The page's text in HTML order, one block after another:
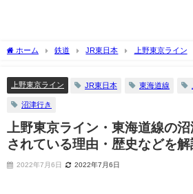
ホーム 鉄道 JR東日本 上野東京ライン
上野東京ライン JR東日本 東海道線
沼津行き
上野東京ライン・東海道線の
されている理由・歴史などを解
2022年7月6日 2022年7月6日